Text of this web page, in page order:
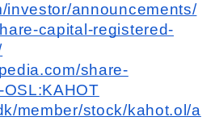
investor/announcements/
capital-registered-
share-
member/stock/kahot.ol/a